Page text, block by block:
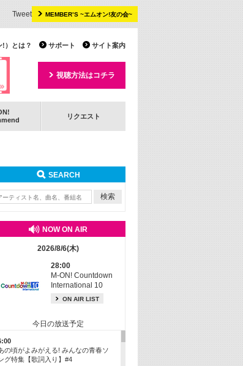
MEMBER’S ~エムオン!友の会~
Tweet
サイト案内
サポート
!）とは？
視聴方法はコチラ
リクエスト
SEARCH
NOW ON AIR
2026/8/6(木)
28:00
M-ON! Countdown
International 10
ON AIR LIST
今日の放送予定
の頃がよみがえる! みんなの青春ソ
グ特集【歌詞入り】#4